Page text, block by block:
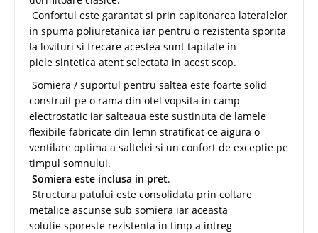
Confortul este garantat si prin capitonarea lateralelor
in spuma poliuretanica iar pentru o rezistenta sporita
la lovituri si frecare acestea sunt tapitate in
piele sintetica atent selectata in acest scop.
Somiera / suportul pentru saltea este foarte solid
construit pe o rama din otel vopsita in camp
electrostatic iar salteaua este sustinuta de lamele
flexibile fabricate din lemn stratificat ce aigura o
ventilare optima a saltelei si un confort de exceptie pe
timpul somnului.
Somiera este inclusa in pret.
Structura patului este consolidata prin coltare
metalice ascunse sub somiera iar aceasta
solutie sporeste rezistenta in timp a intreg